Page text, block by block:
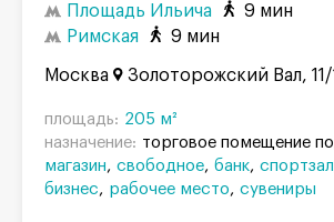
Площадь Ильича
9 мин
Римская
9 мин
Москва Золоторожский Вал, 11/
площадь: 205 м²
назначение: торговое помещение
магазин
свободное банк спортзал
бизнес
рабочее место сувениры